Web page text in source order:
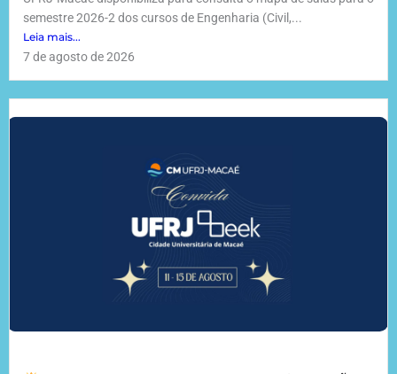
semestre 2026-2 dos cursos de Engenharia (Civil,...
Leia mais...
7 de agosto de 2026